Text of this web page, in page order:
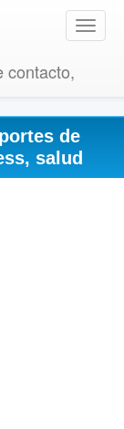
T
o
e
v
contacto,
de
salud